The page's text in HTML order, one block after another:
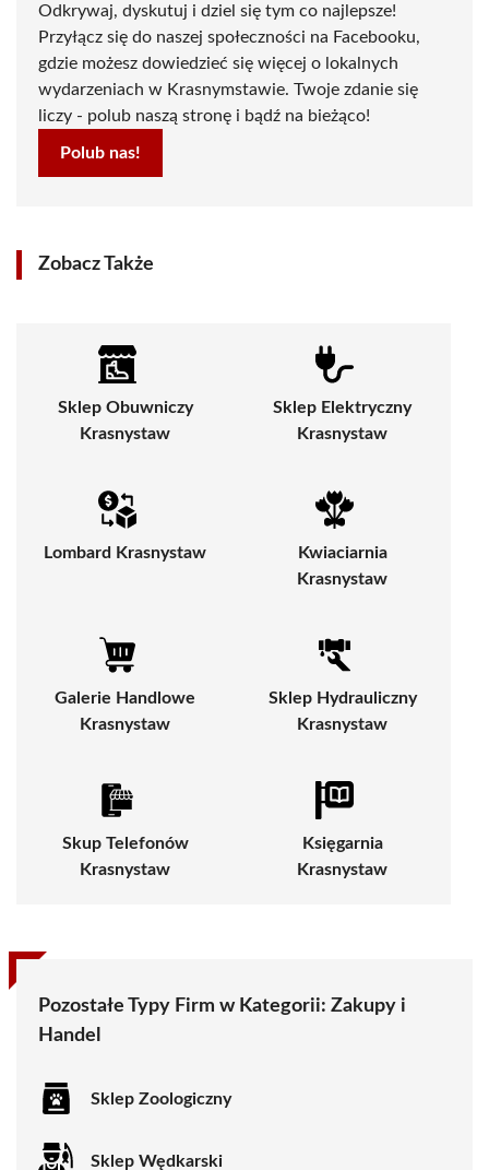
Odkrywaj, dyskutuj i dziel się tym co najlepsze!
Przyłącz się do naszej społeczności na Facebooku,
gdzie możesz dowiedzieć się więcej o lokalnych
wydarzeniach w Krasnymstawie. Twoje zdanie się
liczy - polub naszą stronę i bądź na bieżąco!
Polub nas!
Zobacz Także
Sklep Obuwniczy
Krasnystaw
Sklep Elektryczny
Krasnystaw
Lombard Krasnystaw
Kwiaciarnia
Krasnystaw
Galerie Handlowe
Krasnystaw
Sklep Hydrauliczny
Krasnystaw
Skup Telefonów
Krasnystaw
Księgarnia
Krasnystaw
Pozostałe Typy Firm w Kategorii: Zakupy i
Handel
Sklep Zoologiczny
Sklep Wędkarski